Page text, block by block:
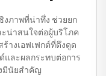
งภาพที่น่าทึ่ง ช่วยยก
น่าสนใจต่อผู้บริโภค
างเอฟเฟกต์ที่ดึงดูด
และผลกระทบต่อการ
มีนัยสำคัญ